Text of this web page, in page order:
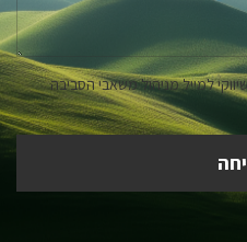
למייל מניהול משאבי הסביבה